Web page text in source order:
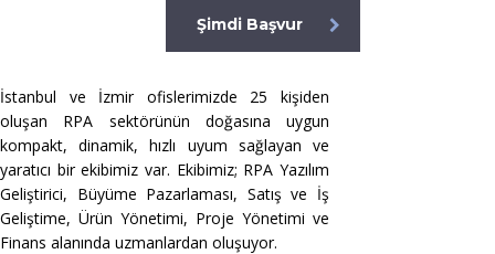
Şimdi Başvur
İstanbul ve İzmir ofislerimizde 25 kişiden
oluşan RPA sektörünün doğasına uygun
kompakt, dinamik, hızlı uyum sağlayan ve
yaratıcı bir ekibimiz var. Ekibimiz; RPA Yazılım
Geliştirici, Büyüme Pazarlaması, Satış ve İş
Geliştime, Ürün Yönetimi, Proje Yönetimi ve
Finans alanında uzmanlardan oluşuyor.